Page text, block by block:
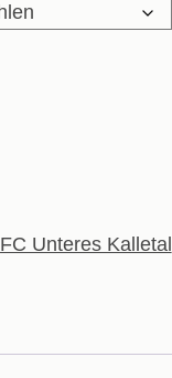
FC Unteres Kalletal